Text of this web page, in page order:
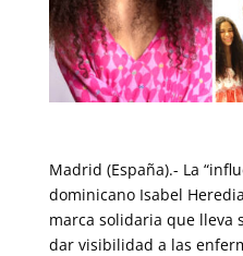
Madrid (España).- La
dominicano Isabel
marca solidaria que lleva
dar visibilidad a las